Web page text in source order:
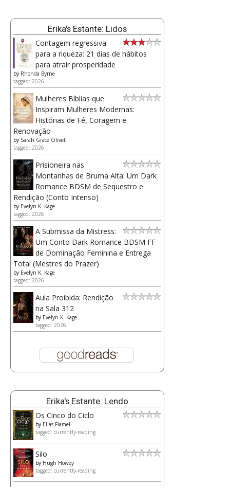
Erika's Estante: Lidos
Contagem regressiva
para a riqueza: 21 dias de hábitos
para atrair prosperidade
by Rhonda Byrne
tagged: 2026
Mulheres Bíblias que
Inspiram Mulheres Modernas:
Histórias de Fé, Coragem e
Renovação
by Sarah Grace Olivet
tagged: 2026
Prisioneira nas
Montanhas de Bruma Alta: Um Dark
Romance BDSM de Sequestro e
Rendição (Conto Intenso)
by Evelyn K. Kage
tagged: 2026
A Submissa da Mistress:
Um Conto Dark Romance BDSM FF
de Dominação Feminina e Entrega
Total (Mestres do Prazer)
by Evelyn K. Kage
tagged: 2026
Aula Proibida: Rendição
na Sala 312
by Evelyn K. Kage
tagged: 2026
Erika's Estante: Lendo
Os Cinco do Ciclo
by Elias Flamel
tagged: currently-reading
Silo
by Hugh Howey
tagged: currently-reading